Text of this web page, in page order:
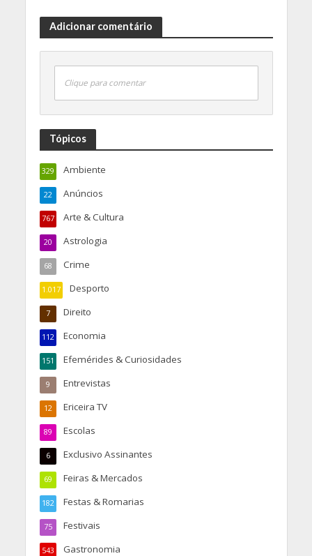
Adicionar comentário
Clique para comentar
Tópicos
Ambiente
329
Anúncios
22
Arte & Cultura
767
Astrologia
20
Crime
68
Desporto
1.017
Direito
7
Economia
112
Efemérides & Curiosidades
151
Entrevistas
9
Ericeira TV
12
Escolas
89
Exclusivo Assinantes
6
Feiras & Mercados
69
Festas & Romarias
182
Festivais
75
Gastronomia
543